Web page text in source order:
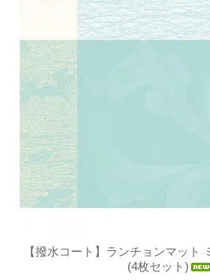
【撥水コート】ランチョンマット
(4枚セット)